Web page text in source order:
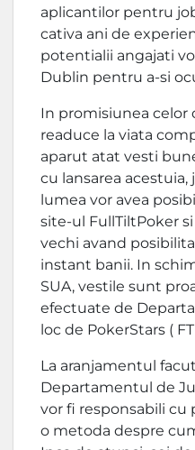
aplicantilor pentru
cativa ani de
potentialii angajati
Dublin pentru a-si
In promisiunea celor
readuce la viata
aparut atat vesti
cu lansarea
lumea vor avea
site-ul FullTiltPoker
vechi avand
instant banii. In
SUA, vestile sunt
efectuate de
loc de PokerStars (
La aranjamentul
Departamentul de
vor fi responsabili cu
o metoda despre